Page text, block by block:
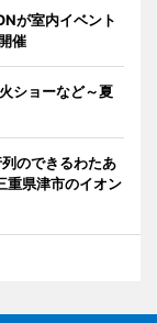
が室内イベント
催
ショーなど～夏
のできるわたあ
重県津市のイオン